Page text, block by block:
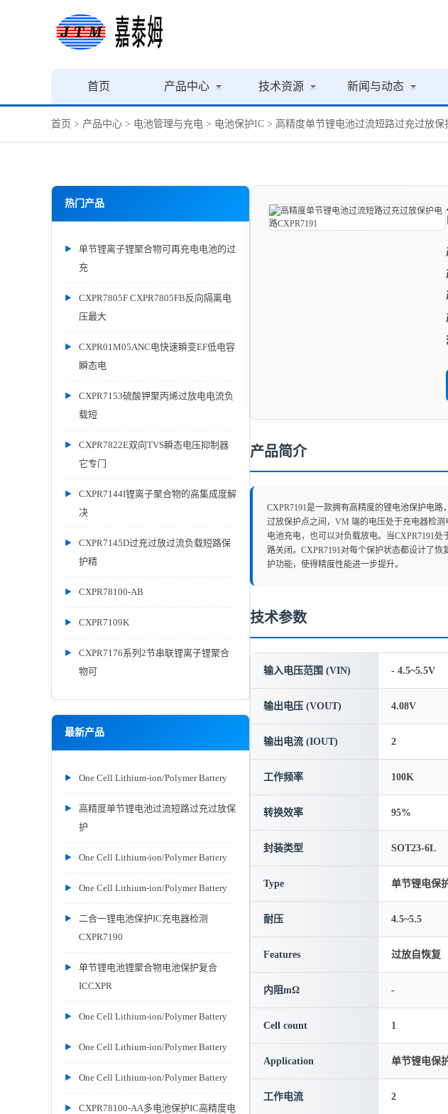
首页 产品中心 技术资源 新闻与动态
首页 > 产品中心 > 电池管理与充电 > 电池保护IC > 高精度单节锂电池过流短路过充过放保
热门产品
单节锂离子锂聚合物可再充电电池的过
充
CXPR7805F CXPR7805FB反向隔离电
压最大
CXPR01M05ANC电快速瞬变EF低电容
瞬态电
CXPR7153硫酸钾聚丙烯过放电电流负
载短
CXPR7822E双向TVS瞬态电压抑制器
它专门
CXPR7144I锂离子聚合物的高集成度解
决
CXPR7145D过充过放过流负载短路保
护精
CXPR78100-AB
CXPR7109K
CXPR7176系列2节串联锂离子锂聚合
物可
最新产品
One Cell Lithium-ion/Polymer Battery
高精度单节锂电池过流短路过充过放保
护
One Cell Lithium-ion/Polymer Battery
One Cell Lithium-ion/Polymer Battery
二合一锂电池保护IC充电器检测
CXPR7190
单节锂电池锂聚合物电池保护复合
ICCXPR
One Cell Lithium-ion/Polymer Battery
One Cell Lithium-ion/Polymer Battery
One Cell Lithium-ion/Polymer Battery
CXPR78100-AA多电池保护IC高精度电
产品简介
CXPR7191是一款拥有高精度的锂电池保护电
过放保护点之间，VM 端的电压处于充电器检
电池充电，也可以对负载放电。当CXPR7191
路关闭。CXPR7191对每个保护状态都设计了
护功能，使得精度性能进一步提升。
技术参数
输入电压范围 (VIN) - 4.5~5.5V
输出电压 (VOUT) 4.08V
输出电流 (IOUT) 2
工作频率 100K
转换效率 95%
封装类型 SOT23-6L
Type 单节锂电保
耐压 4.5~5.5
Features 过放自恢复
内阻mΩ -
Cell count 1
Application 单节锂电保
工作电流 2